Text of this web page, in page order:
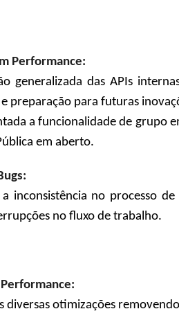
Performance:
generalizada das APIs
preparação para futuras
a funcionalidade de grupo
em aberto.
inconsistência no processo
no fluxo de trabalho.
diversas otimizações